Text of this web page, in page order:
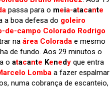
passa para o meia-atacante
a boa defesa do goleiro
de-campo Colorado Rodrigo
na área Colorada e mesmo
de fundo. Aos 29 minutos o
o atacante Kenedy que entra
Lomba a fazer espalmar
numa cobrança de escanteio,